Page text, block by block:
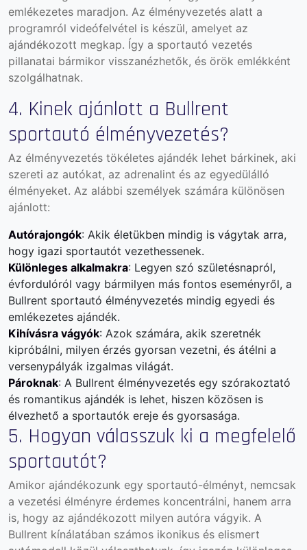
emlékezetes maradjon. Az élményvezetés alatt a
programról videófelvétel is készül, amelyet az
ajándékozott megkap. Így a sportautó vezetés
pillanatai bármikor visszanézhetők, és örök emlékként
szolgálhatnak.
4. Kinek ajánlott a Bullrent
sportautó élményvezetés?
Az élményvezetés tökéletes ajándék lehet bárkinek, aki
szereti az autókat, az adrenalint és az egyedülálló
élményeket. Az alábbi személyek számára különösen
ajánlott:
Autórajongók: Akik életükben mindig is vágytak arra,
hogy igazi sportautót vezethessenek.
Különleges alkalmakra: Legyen szó születésnapról,
évfordulóról vagy bármilyen más fontos eseményről, a
Bullrent sportautó élményvezetés mindig egyedi és
emlékezetes ajándék.
Kihívásra vágyók: Azok számára, akik szeretnék
kipróbálni, milyen érzés gyorsan vezetni, és átélni a
versenypályák izgalmas világát.
Pároknak: A Bullrent élményvezetés egy szórakoztató
és romantikus ajándék is lehet, hiszen közösen is
élvezhető a sportautók ereje és gyorsasága.
5. Hogyan válasszuk ki a megfelelő
sportautót?
Amikor ajándékozunk egy sportautó-élményt, nemcsak
a vezetési élményre érdemes koncentrálni, hanem arra
is, hogy az ajándékozott milyen autóra vágyik. A
Bullrent kínálatában számos ikonikus és elismert